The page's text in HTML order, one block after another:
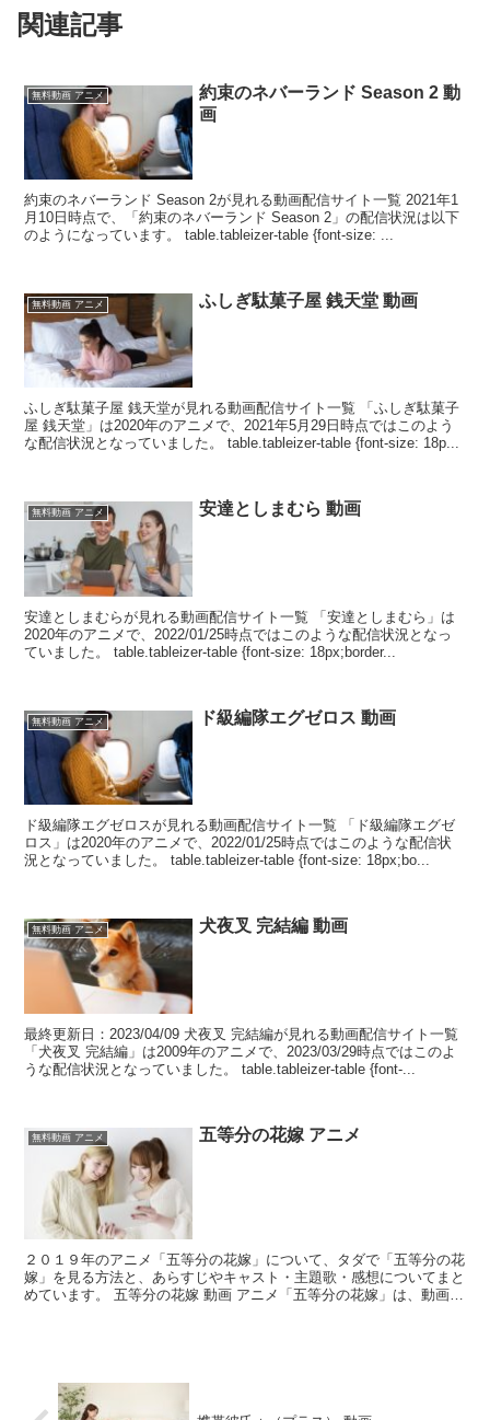
関連記事
無料動画 アニメ
約束のネバーランド Season 2 動
画
約束のネバーランド Season 2が見れる動画配信サイト一覧 2021年1
月10日時点で、「約束のネバーランド Season 2」の配信状況は以下
のようになっています。 table.tableizer-table {font-size: ...
無料動画 アニメ ふしぎ駄菓子屋 銭天堂 動画
ふしぎ駄菓子屋 銭天堂が見れる動画配信サイト一覧 「ふしぎ駄菓子
屋 銭天堂」は2020年のアニメで、2021年5月29日時点ではこのよう
な配信状況となっていました。 table.tableizer-table {font-size: 18p...
無料動画 アニメ 安達としまむら 動画
安達としまむらが見れる動画配信サイト一覧 「安達としまむら」は
2020年のアニメで、2022/01/25時点ではこのような配信状況となっ
ていました。 table.tableizer-table {font-size: 18px;border...
無料動画 アニメ ド級編隊エグゼロス 動画
ド級編隊エグゼロスが見れる動画配信サイト一覧 「ド級編隊エグゼ
ロス」は2020年のアニメで、2022/01/25時点ではこのような配信状
況となっていました。 table.tableizer-table {font-size: 18px;bo...
無料動画 アニメ 犬夜叉 完結編 動画
最終更新日：2023/04/09 犬夜叉 完結編が見れる動画配信サイト一覧
「犬夜叉 完結編」は2009年のアニメで、2023/03/29時点ではこのよ
うな配信状況となっていました。 table.tableizer-table {font-...
無料動画 アニメ 五等分の花嫁 アニメ
２０１９年のアニメ「五等分の花嫁」について、タダで「五等分の花
嫁」を見る方法と、あらすじやキャスト・主題歌・感想についてまと
めています。 五等分の花嫁 動画 アニメ「五等分の花嫁」は、動画配